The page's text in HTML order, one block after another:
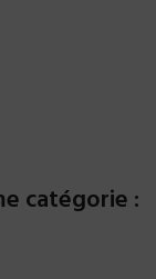
catégorie :